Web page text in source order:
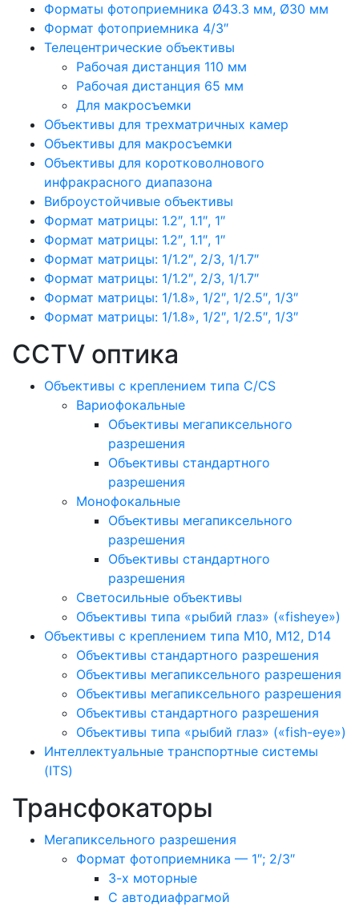
Форматы фотоприемника Ø43.3 мм, Ø30 мм
Формат фотоприемника 4/3″
Телецентрические объективы
Рабочая дистанция 110 мм
Рабочая дистанция 65 мм
Для макросъемки
Объективы для трехматричных камер
Объективы для макросъемки
Объективы для коротковолнового
инфракрасного диапазона
Виброустойчивые объективы
Формат матрицы: 1.2″, 1.1″, 1″
Формат матрицы: 1.2″, 1.1″, 1″
Формат матрицы: 1/1.2″, 2/3, 1/1.7″
Формат матрицы: 1/1.2″, 2/3, 1/1.7″
Формат матрицы: 1/1.8», 1/2″, 1/2.5″, 1/3″
Формат матрицы: 1/1.8», 1/2″, 1/2.5″, 1/3″
CCTV оптика
Объективы с креплением типа C/CS
Вариофокальные
Объективы мегапиксельного
разрешения
Объективы стандартного
разрешения
Монофокальные
Объективы мегапиксельного
разрешения
Объективы стандартного
разрешения
Светосильные объективы
Объективы типа «рыбий глаз» («fisheye»)
Объективы с креплением типа M10, M12, D14
Объективы стандартного разрешения
Объективы мегапиксельного разрешения
Объективы мегапиксельного разрешения
Объективы стандартного разрешения
Объективы типа «рыбий глаз» («fish-eye»)
Интеллектуальные транспортные системы
(ITS)
Трансфокаторы
Мегапиксельного разрешения
Формат фотоприемника — 1″; 2/3″
3-х моторные
С автодиафрагмой